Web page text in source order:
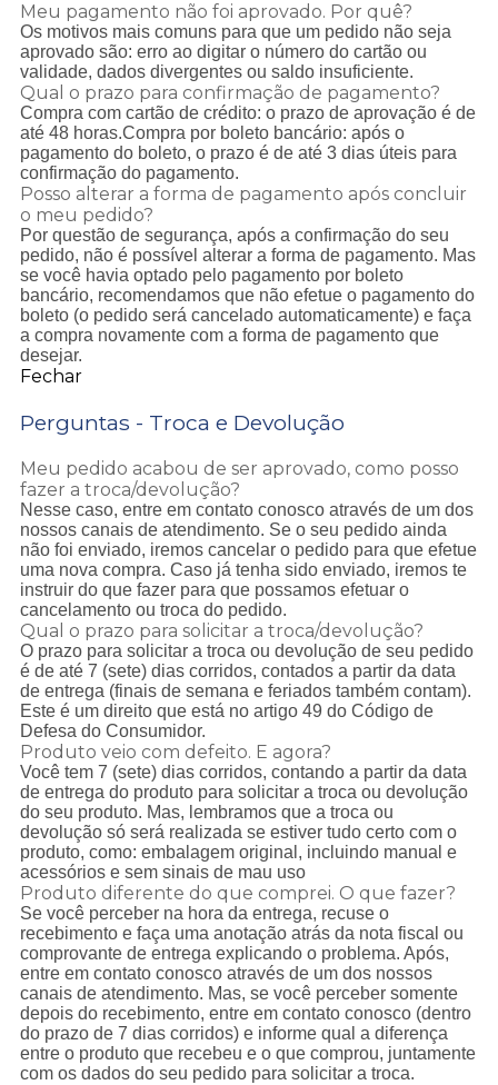
Meu pagamento não foi aprovado. Por quê?
Os motivos mais comuns para que um pedido não seja
aprovado são: erro ao digitar o número do cartão ou
validade, dados divergentes ou saldo insuficiente.
Qual o prazo para confirmação de pagamento?
Compra com cartão de crédito: o prazo de aprovação é de
até 48 horas.Compra por boleto bancário: após o
pagamento do boleto, o prazo é de até 3 dias úteis para
confirmação do pagamento.
Posso alterar a forma de pagamento após concluir
o meu pedido?
Por questão de segurança, após a confirmação do seu
pedido, não é possível alterar a forma de pagamento. Mas
se você havia optado pelo pagamento por boleto
bancário, recomendamos que não efetue o pagamento do
boleto (o pedido será cancelado automaticamente) e faça
a compra novamente com a forma de pagamento que
desejar.
Fechar
Perguntas - Troca e Devolução
Meu pedido acabou de ser aprovado, como posso
fazer a troca/devolução?
Nesse caso, entre em contato conosco através de um dos
nossos canais de atendimento. Se o seu pedido ainda
não foi enviado, iremos cancelar o pedido para que efetue
uma nova compra. Caso já tenha sido enviado, iremos te
instruir do que fazer para que possamos efetuar o
cancelamento ou troca do pedido.
Qual o prazo para solicitar a troca/devolução?
O prazo para solicitar a troca ou devolução de seu pedido
é de até 7 (sete) dias corridos, contados a partir da data
de entrega (finais de semana e feriados também contam).
Este é um direito que está no artigo 49 do Código de
Defesa do Consumidor.
Produto veio com defeito. E agora?
Você tem 7 (sete) dias corridos, contando a partir da data
de entrega do produto para solicitar a troca ou devolução
do seu produto. Mas, lembramos que a troca ou
devolução só será realizada se estiver tudo certo com o
produto, como: embalagem original, incluindo manual e
acessórios e sem sinais de mau uso
Produto diferente do que comprei. O que fazer?
Se você perceber na hora da entrega, recuse o
recebimento e faça uma anotação atrás da nota fiscal ou
comprovante de entrega explicando o problema. Após,
entre em contato conosco através de um dos nossos
canais de atendimento. Mas, se você perceber somente
depois do recebimento, entre em contato conosco (dentro
do prazo de 7 dias corridos) e informe qual a diferença
entre o produto que recebeu e o que comprou, juntamente
com os dados do seu pedido para solicitar a troca.